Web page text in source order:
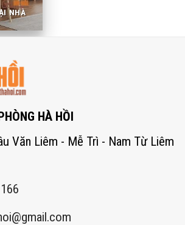
NHÀ
HÀ HỒI
Văn Liêm - Mễ Trì - Nam Từ Liêm